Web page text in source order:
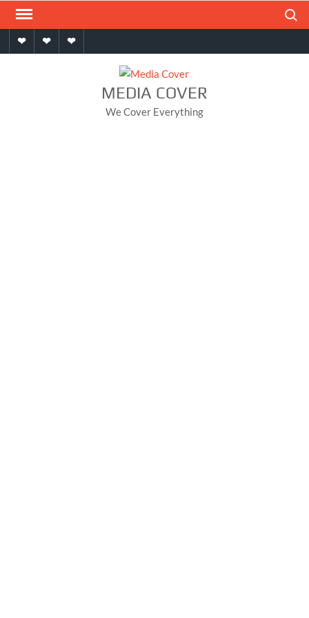
Skip
contentHomeAboutContact
MEDIA COVER
We Cover Everything